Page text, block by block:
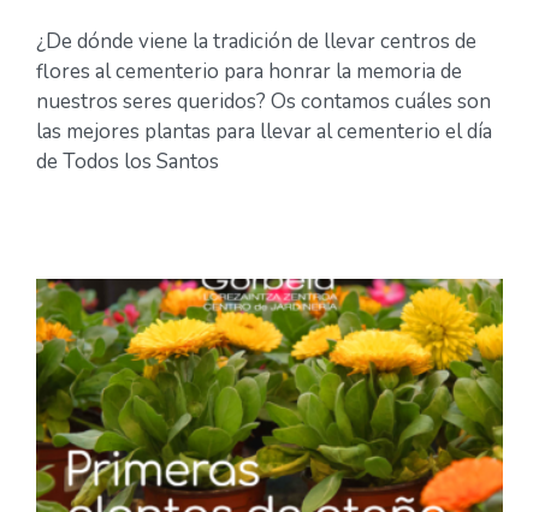
¿De dónde viene la tradición de llevar centros de
flores al cementerio para honrar la memoria de
nuestros seres queridos? Os contamos cuáles son
las mejores plantas para llevar al cementerio el día
de Todos los Santos